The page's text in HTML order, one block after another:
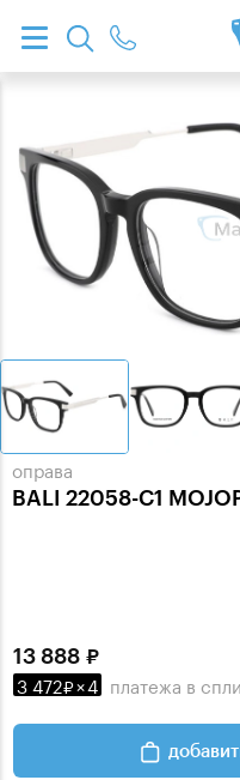
оправа
BALI 22058-C1
13 888
3 472 ×4 платежа в